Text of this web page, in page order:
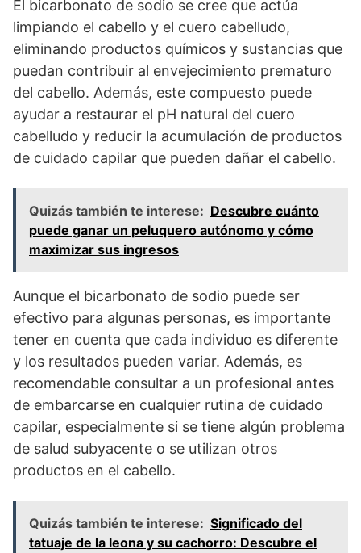
El bicarbonato de sodio se cree que actúa
limpiando el cabello y el cuero cabelludo,
eliminando productos químicos y sustancias que
puedan contribuir al envejecimiento prematuro
del cabello. Además, este compuesto puede
ayudar a restaurar el pH natural del cuero
cabelludo y reducir la acumulación de productos
de cuidado capilar que pueden dañar el cabello.
Quizás también te interese: Descubre cuánto
puede ganar un peluquero autónomo y cómo
maximizar sus ingresos
Aunque el bicarbonato de sodio puede ser
efectivo para algunas personas, es importante
tener en cuenta que cada individuo es diferente
y los resultados pueden variar. Además, es
recomendable consultar a un profesional antes
de embarcarse en cualquier rutina de cuidado
capilar, especialmente si se tiene algún problema
de salud subyacente o se utilizan otros
productos en el cabello.
Quizás también te interese: Significado del
tatuaje de la leona y su cachorro: Descubre el